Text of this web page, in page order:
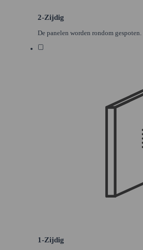
2-Zijdig
De panelen worden rondom gespoten.
1-Zijdig